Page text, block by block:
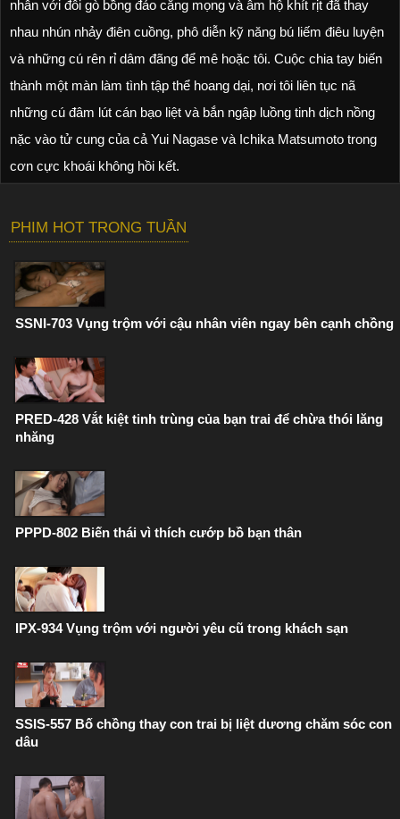
nhân với đôi gò bồng đảo căng mọng và âm hộ khít rịt đã thay
nhau nhún nhảy điên cuồng, phô diễn kỹ năng bú liếm điêu luyện
và những cú rên rỉ dâm đãng để mê hoặc tôi. Cuộc chia tay biến
thành một màn làm tình tập thể hoang dại, nơi tôi liên tục nã
những cú đâm lút cán bạo liệt và bắn ngập luồng tinh dịch nồng
nặc vào tử cung của cả Yui Nagase và Ichika Matsumoto trong
cơn cực khoái không hồi kết.
PHIM HOT TRONG TUẦN
SSNI-703 Vụng trộm với cậu nhân viên ngay bên cạnh chồng
PRED-428 Vắt kiệt tinh trùng của bạn trai để chừa thói lăng
nhăng
PPPD-802 Biến thái vì thích cướp bồ bạn thân
IPX-934 Vụng trộm với người yêu cũ trong khách sạn
SSIS-557 Bố chồng thay con trai bị liệt dương chăm sóc con
dâu